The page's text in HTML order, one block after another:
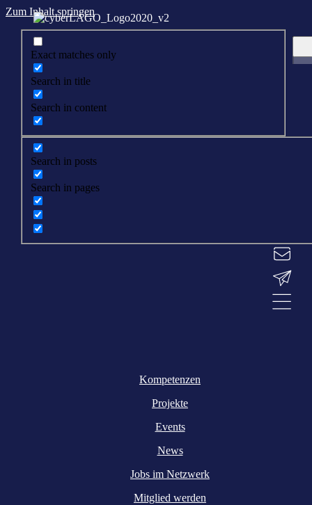
Zum Inhalt springen
Exact matches only
Search in title
Search in content
Search in posts
Search in pages
Kompetenzen
Projekte
Events
News
Jobs im Netzwerk
Mitglied werden